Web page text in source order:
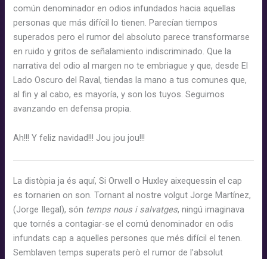
común denominador en odios infundados hacia aquellas
personas que más difícil lo tienen. Parecían tiempos
superados pero el rumor del absoluto parece transformarse
en ruido y gritos de señalamiento indiscriminado. Que la
narrativa del odio al margen no te embriague y que, desde El
Lado Oscuro del Raval, tiendas la mano a tus comunes que,
al fin y al cabo, es mayoría, y son los tuyos. Seguimos
avanzando en defensa propia.
Ah!!! Y feliz navidad!!! Jou jou jou!!!
La distòpia ja és aquí, Si Orwell o Huxley aixequessin el cap
es tornarien on son. Tornant al nostre volgut Jorge Martínez,
(Jorge Ilegal), són temps nous i salvatges, ningú imaginava
que tornés a contagiar-se el comú denominador en odis
infundats cap a aquelles persones que més difícil el tenen.
Semblaven temps superats però el rumor de l’absolut